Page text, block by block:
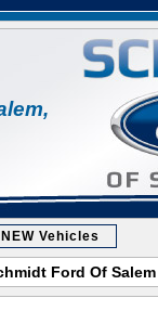
NEW Vehicles
Ford Of